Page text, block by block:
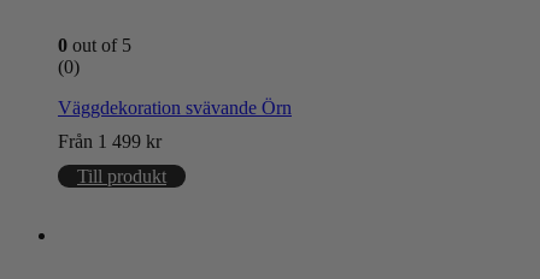
0 out of 5
(0)
Väggdekoration svävande Örn
Från 1 499 kr
Till produkt